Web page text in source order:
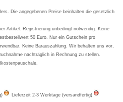
Die angegebenen Preise beinhalten die gesetzlich
Artikel. Registrierung unbedingt notwendig. Keine
50 Euro. Nur ein Gutschein pro
Keine Barauszahlung. Wir behalten uns vor,
nachträglich in Rechnung zu stellen.
.
Lieferzeit 2-3 Werktage (versandfertig)